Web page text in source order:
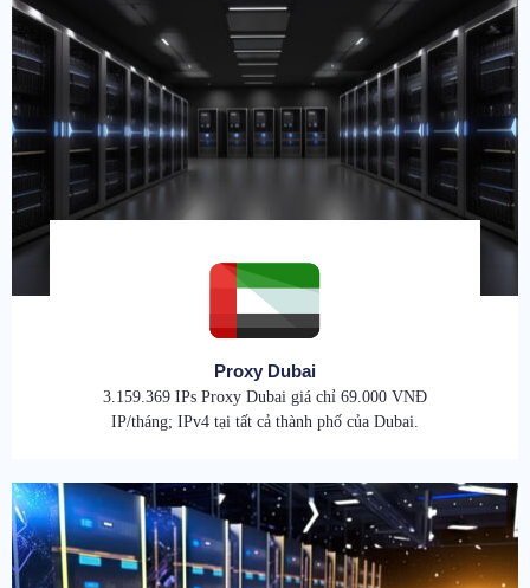
Proxy Dubai
3.159.369 IPs Proxy Dubai giá chỉ 69.000 VNĐ
IP/tháng; IPv4 tại tất cả thành phố của Dubai.